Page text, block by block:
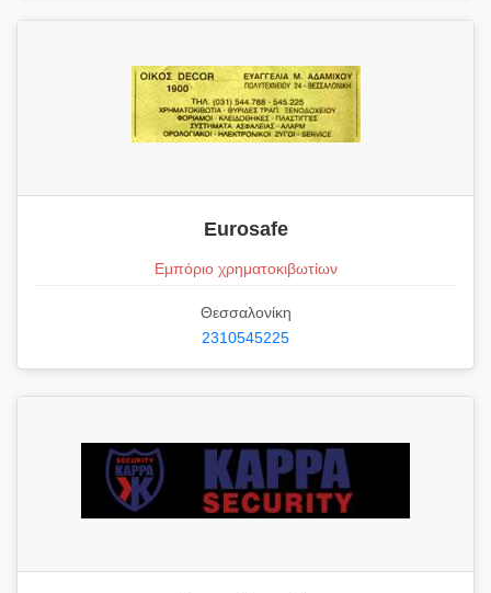
Eurosafe
Εμπόριο χρηματοκιβωτίων
Θεσσαλονίκη
2310545225